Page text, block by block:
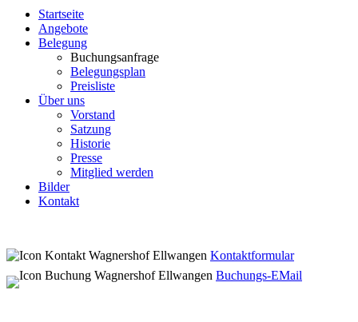
Startseite
Angebote
Belegung
Buchungsanfrage
Belegungsplan
Preisliste
Über uns
Vorstand
Satzung
Historie
Presse
Mitglied werden
Bilder
Kontakt
Kontaktformular
Buchungs-EMail